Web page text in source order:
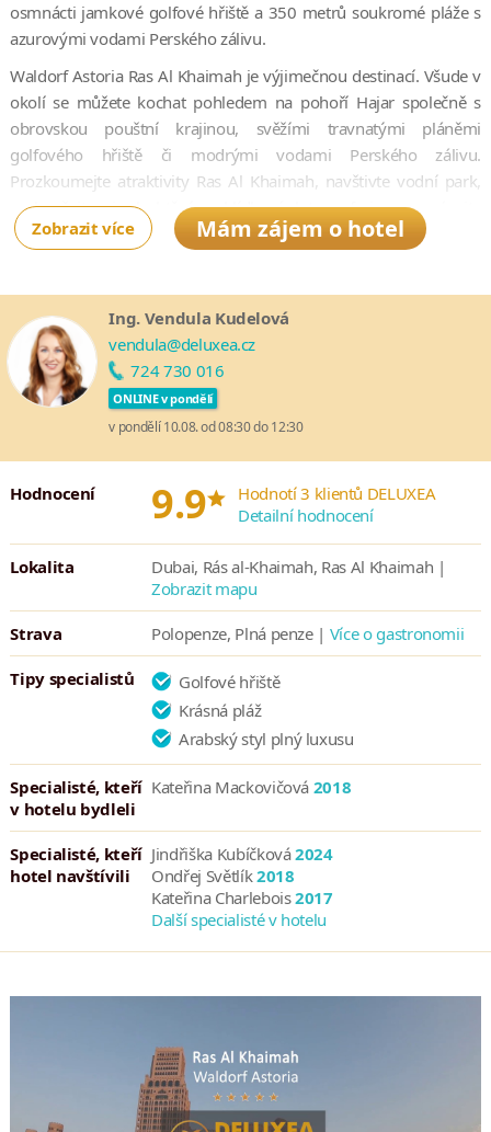
osmnácti jamkové golfové hřiště a 350 metrů soukromé pláže s
azurovými vodami Perského zálivu.
Waldorf Astoria Ras Al Khaimah je výjimečnou destinací. Všude v
okolí se můžete kochat pohledem na pohoří Hajar společně s
obrovskou pouštní krajinou, svěžími travnatými pláněmi
golfového hřiště či modrými vodami Perského zálivu.
Prozkoumejte atraktivity Ras Al Khaimah, navštivte vodní park,
vyzkoušejte si plachtění, vyhlídkové lety, safari a poznávejte
zdejšího prostředí.
jako jeden z 25 TOP hotelů ve Spojených Arabských Emirátech.
Je situován 50 minut jízdy od mezinárodního letiště v Dubaji.
Zobrazit více Mám zájem o hotel
Ing. Vendula Kudelová
vendula@deluxea.cz
724 730 016
ONLINE v pondělí
v pondělí 10.08. od 08:30 do 12:30
Hodnocení 9.9* Hodnotí 3 klientů DELUXEA
Detailní hodnocení
Lokalita
Dubai, Rás al-Khaimah, Ras Al Khaimah |
Zobrazit mapu
Strava Polopenze, Plná penze | Více o gastronomii
Tipy specialistů
Golfové hřiště
Krásná pláž
Arabský styl plný luxusu
Specialisté, kteří
v hotelu bydleli
Kateřina Mackovičová 2018
Specialisté, kteří
hotel navštívili
Jindřiška Kubíčková2024
Ondřej Světlík2018
Kateřina Charlebois2017
Další specialisté v hotelu